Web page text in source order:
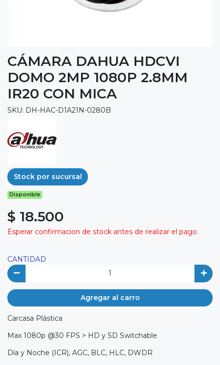
CÁMARA DAHUA HDCVI
DOMO 2MP 1080P 2.8MM
IR20 CON MICA
SKU: DH-HAC-D1A21N-0280B
Stock por sucursal
Disponible
$ 18.500
Esperar confirmacion de stock antes de realizar el pago.
CANTIDAD
Agregar al carro
Carcasa Plástica
Max 1080p @30 FPS > HD y SD Switchable
Día y Noche (ICR), AGC, BLC, HLC, DWDR